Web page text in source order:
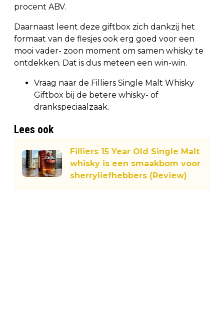
procent ABV.
Daarnaast leent deze giftbox zich dankzij het
formaat van de flesjes ook erg goed voor een
mooi vader- zoon moment om samen whisky te
ontdekken. Dat is dus meteen een win-win.
Vraag naar de Filliers Single Malt Whisky
Giftbox bij de betere whisky- of
drankspeciaalzaak.
Lees ook
Filliers 15 Year Old Single Malt
whisky is een smaakbom voor
sherryliefhebbers (Review)